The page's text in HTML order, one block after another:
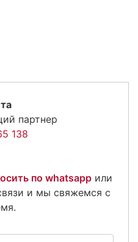
партнер
138
по whatsapp или
и мы свяжемся с